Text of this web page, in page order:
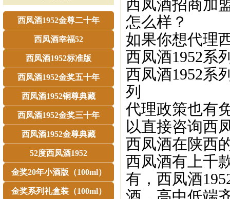
西凤酒1952金尊二十年
西凤酒幸福52
西凤酒1952标准版
西凤酒1952金奖五十年
西凤酒1952铜尊典藏
西凤酒1952金奖三十年
西凤酒1952金尊典藏
52度西凤酒1952
金奖20年小酒版（100ml）
金奖系列礼盒装（100ml）
西凤酒招商加
怎么样？
如果你想代理
西凤酒1952系
西凤酒1952系
列
代理政策也有
以直接咨询西
西凤酒在陕西
西凤酒有上千
有，西凤酒